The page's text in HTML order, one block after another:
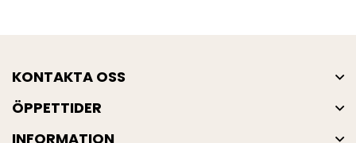
KONTAKTA OSS
ÖPPETTIDER
INFORMATION